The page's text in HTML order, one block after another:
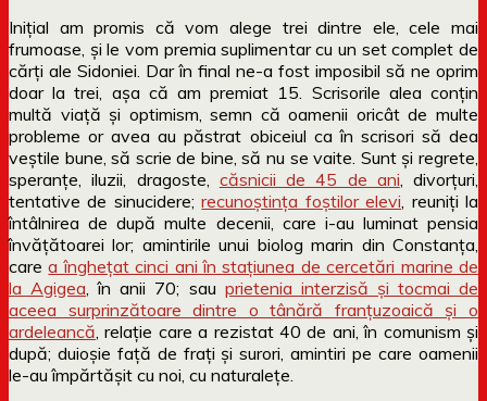
Inițial am promis că vom alege trei dintre ele, cele mai
frumoase, și le vom premia suplimentar cu un set complet de
cărți ale Sidoniei. Dar în final ne-a fost imposibil să ne oprim
doar la trei, așa că am premiat 15. Scrisorile alea conțin
multă viață și optimism, semn că oamenii oricât de multe
probleme or avea au păstrat obiceiul ca în scrisori să dea
veștile bune, să scrie de bine, să nu se vaite. Sunt și regrete,
speranțe, iluzii, dragoste, căsnicii de 45 de ani , divorțuri,
tentative de sinucidere;recunoștința foștilor elevi , reuniți la
întâlnirea de după multe decenii, care i-au luminat pensia
învățătoarei lor; amintirile unui biolog marin din Constanța,
carea înghețat cinci ani în stațiunea de cercetări marine de
la Agigea , în anii 70; sau prietenia interzisă și tocmai de
aceea surprinzătoare dintre o tânără franțuzoaică și o
ardeleancă , relație care a rezistat 40 de ani, în comunism și
după; duioșie față de frați și surori, amintiri pe care oamenii
le-au împărtășit cu noi, cu naturalețe.